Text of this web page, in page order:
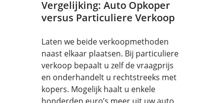
Vergelijking: Auto Opkoper
versus Particuliere Verkoop
Laten we beide verkoopmethoden
naast elkaar plaatsen. Bij particuliere
verkoop bepaalt u zelf de vraagprijs
en onderhandelt u rechtstreeks met
kopers. Mogelijk haalt u enkele